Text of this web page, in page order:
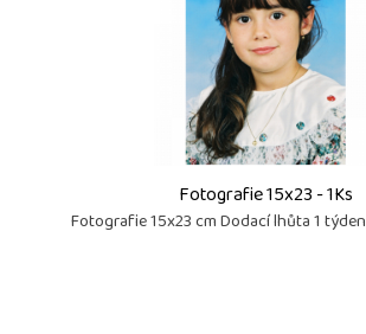
Fotografie 15x23 - 1Ks
Fotografie 15x23 cm Dodací lhůta 1 týden